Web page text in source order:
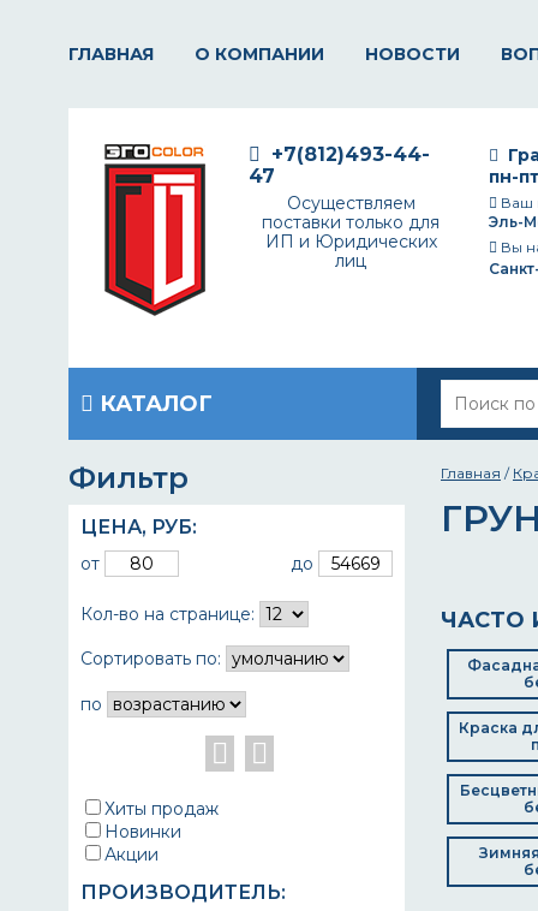
ГЛАВНАЯ О КОМПАНИИ НОВОСТИ
пн-
Ваш
Эль-
Вы
+7(812)493-44-
47
Осуществляем
поставки только для
ИП и Юридических
лиц
КАТАЛОГ
Фильтр
ЦЕНА, РУБ:
от до
Кол-во на странице:
Сортировать по:
по
Хиты продаж
Новинки
Акции
ПРОИЗВОДИТЕЛЬ:
Главная /
ЧАСТО
Краска